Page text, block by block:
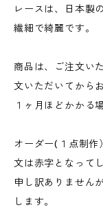
レースは、日本製
繊細で綺麗です。
商品は、ご注文い
文いただいてから
１ヶ月ほどかかる
オーダー(１点制
文は赤字となって
申し訳ありません
します。